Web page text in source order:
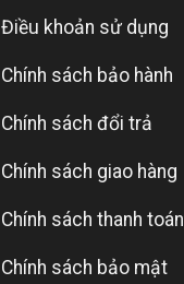
Điều khoản sử dụng
Chính sách bảo hành
Chính sách đổi trả
Chính sách giao hàng
Chính sách thanh toán
Chính sách bảo mật